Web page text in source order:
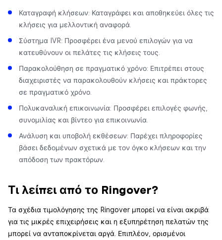
Καταγραφή κλήσεων: Καταγράφει και αποθηκεύει όλες τις
κλήσεις για μελλοντική αναφορά.
Σύστημα IVR: Προσφέρει ένα μενού επιλογών για να
κατευθύνουν οι πελάτες τις κλήσεις τους.
Παρακολούθηση σε πραγματικό χρόνο: Επιτρέπει στους
διαχειριστές να παρακολουθούν κλήσεις και πράκτορες
σε πραγματικό χρόνο.
Πολυκαναλική επικοινωνία: Προσφέρει επιλογές φωνής,
συνομιλίας και βίντεο για επικοινωνία.
Ανάλυση και υποβολή εκθέσεων: Παρέχει πληροφορίες
βάσει δεδομένων σχετικά με τον όγκο κλήσεων και την
απόδοση των πρακτόρων.
Τι λείπει από το Ringover?
Τα σχέδια τιμολόγησης της Ringover μπορεί να είναι ακριβά
για τις μικρές επιχειρήσεις και η εξυπηρέτηση πελατών της
μπορεί να ανταποκρίνεται αργά. Επιπλέον, ορισμένοι